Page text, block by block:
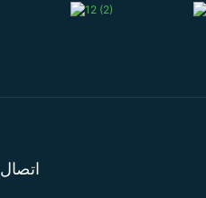
اتصال